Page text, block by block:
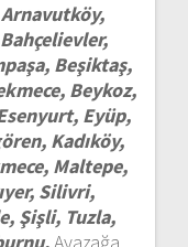
Beşiktaş,
Beykoz,
Eyüp,
Kadıköy,
Maltepe,
Silivri,
Şişli, Tuzla,